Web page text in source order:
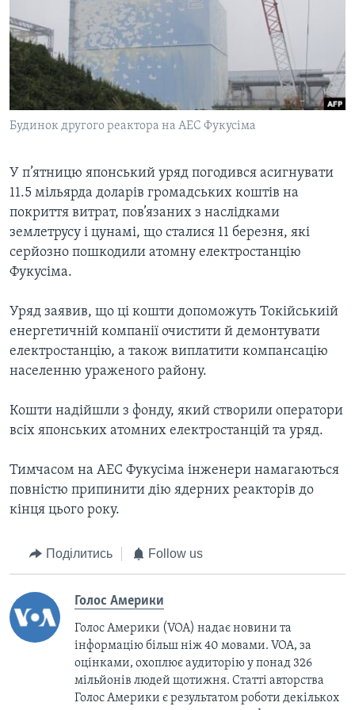
СУСПІЛЬСТВО
ЕКОНОМІКА
ІСТОРІЇ УСПІХУ УКРАЇНЦІВ
ТЕЛЕПРОГРАМИ
ЧАС-TIME
БРИФІНГ ГОЛОСУ АМЕРИКИ
ПРАЙМ-ТАЙМ
ПОГЛЯД З ВАШИНГТОНА
ENGLISH
Learning English
Мови
Будинок другого реактора на АЕС Фукусіма
У п’ятницю японський уряд погодився асигнувати
11.5 мільярда доларів громадських коштів на
покриття витрат, пов’язаних з наслідками
землетрусу і цунамі, що сталися 11 березня, які
серйозно пошкодили атомну електростанцію
Фукусіма.
Уряд заявив, що ці кошти допоможуть Токійськиій
енергетичній компанії очистити й демонтувати
електростанцію, а також виплатити компансацію
населенню ураженого району.
Кошти надійшли з фонду, який створили оператори
всіх японських атомних електростанцій та уряд.
Тимчасом на АЕС Фукусіма інженери намагаються
повністю припинити дію ядерних реакторів до
кінця цього року.
Поділитись Follow us
Голос Америки
Голос Америки (VOA) надає новини та
інформацію більш ніж 40 мовами. VOA, за
оцінками, охоплює аудиторію у понад 326
мільйонів людей щотижня. Статті авторства
Голос Америки є результатом роботи декількох